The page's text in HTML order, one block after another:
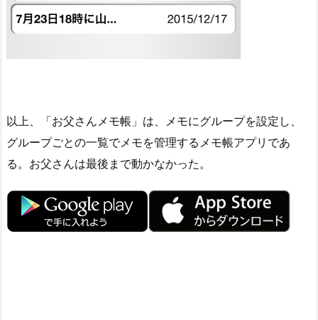
以上、「お父さんメモ帳」は、メモにグループを設定し、
グループごとの一覧でメモを管理するメモ帳アプリであ
る。お父さんは最後まで動かなかった。